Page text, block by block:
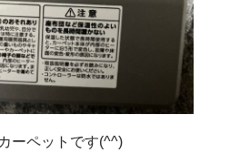
ーペットです(^^)